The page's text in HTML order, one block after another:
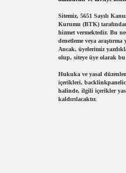
Sitemiz, 5651 Sayılı
Kurumu (BTK)
hizmet vermektedir. Bu
denetleme veya
Ancak, üyelerimiz
olup, siteye üye olarak
Hukuka ve yasal
içerikleri,
halinde, ilgili içerikler
kaldırılacaktır.